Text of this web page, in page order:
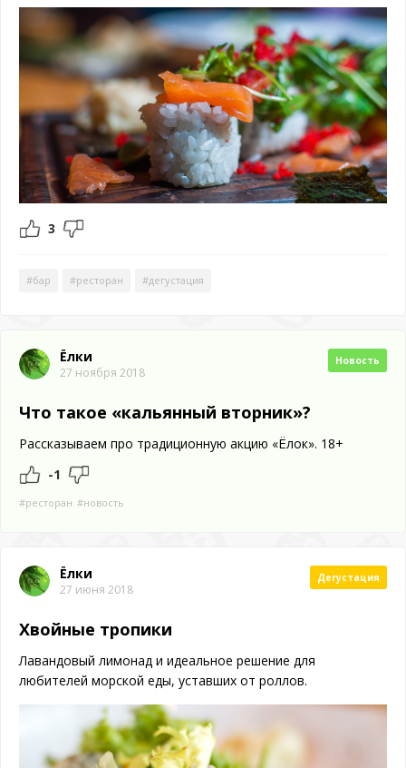
3
#бар #ресторан #дегустация
Ёлки
27 ноября 2018
Новость
Что такое «кальянный вторник»?
Рассказываем про традиционную акцию «Ёлок». 18+
-1
#ресторан #новость
Ёлки
27 июня 2018
Дегустация
Хвойные тропики
Лавандовый лимонад и идеальное решение для
любителей морской еды, уставших от роллов.